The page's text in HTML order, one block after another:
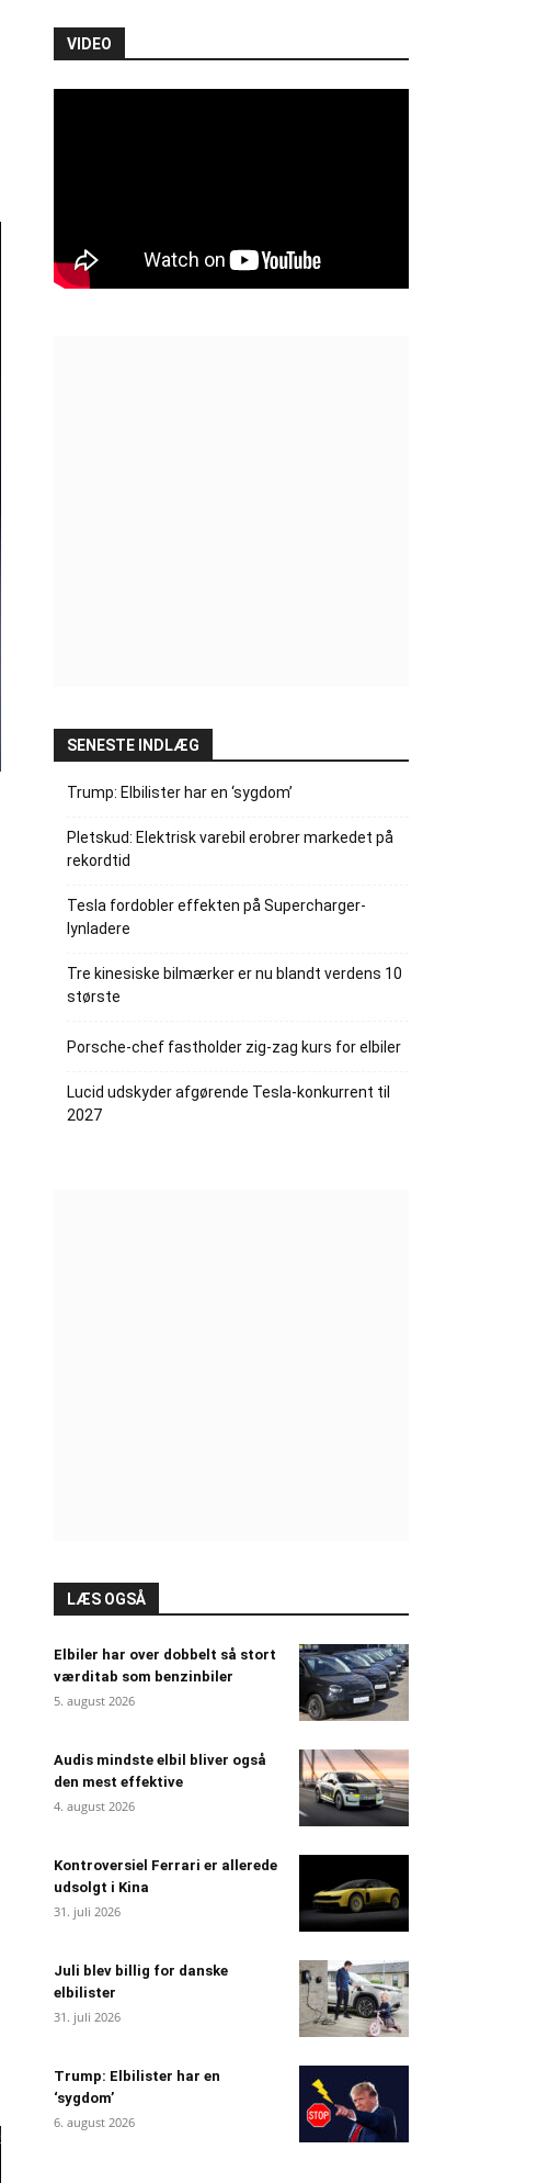
VIDEO
SENESTE INDLÆG
Trump: Elbilister har en ‘sygdom’
Pletskud: Elektrisk varebil erobrer markedet på
rekordtid
Tesla fordobler effekten på Supercharger-
lynladere
Tre kinesiske bilmærker er nu blandt verdens 10
største
Porsche-chef fastholder zig-zag kurs for elbiler
Lucid udskyder afgørende Tesla-konkurrent til
2027
LÆS OGSÅ
Elbiler har over dobbelt så stort
værditab som benzinbiler
5. august 2026
Audis mindste elbil bliver også
den mest effektive
4. august 2026
Kontroversiel Ferrari er allerede
udsolgt i Kina
31. juli 2026
Juli blev billig for danske
elbilister
31. juli 2026
Trump: Elbilister har en
‘sygdom’
6. august 2026